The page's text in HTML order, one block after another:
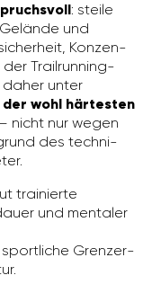
: steile
und
Konzen­
Trailrun­ning-
daher unter
der wohl härtesten
nicht nur wegen
des tech­ni­
trai­nierte
und mentaler
sport­liche Grenz­er­